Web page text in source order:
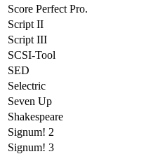
Score Perfect Pro.
Script II
Script III
SCSI-Tool
SED
Selectric
Seven Up
Shakespeare
Signum! 2
Signum! 3